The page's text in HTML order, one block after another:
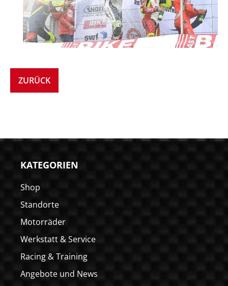
ZURÜCK
KATEGORIEN
Shop
Standorte
Motorräder
Werkstatt & Service
Racing & Training
Angebote und News